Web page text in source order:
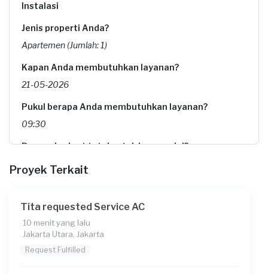
Instalasi
Jenis properti Anda?
Apartemen (Jumlah: 1)
Kapan Anda membutuhkan layanan?
21-05-2026
Pukul berapa Anda membutuhkan layanan?
09:30
Berapa budget total untuk layanan ini?
Rp95.000 + Rp11.000 (biaya layanan) + Rp1.735 (biaya
Transaksi)
Ketika datang, mohon lapor ke Building Management.
Tanyakan ke Satpam di lt dasar dekat eskalator
Proyek Terkait
Tita requested Service AC
10 menit yang lalu
Jakarta Utara, Jakarta
Request Fulfilled